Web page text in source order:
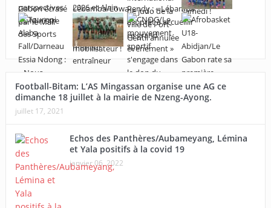
Football-Bitam: L’AS Mingassan organise une AG ce
dimanche 18 juillet à la mairie de Nzeng-Ayong.
juillet 17, 2021
Echos des Panthères/Aubameyang, Lémina
et Yala positifs à la covid 19
janvier 06, 2022